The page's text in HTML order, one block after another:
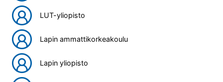
LUT-yliopisto
Lapin ammattikorkeakoulu
Lapin yliopisto